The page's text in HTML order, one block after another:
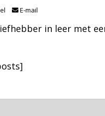
E-mail
in leer met